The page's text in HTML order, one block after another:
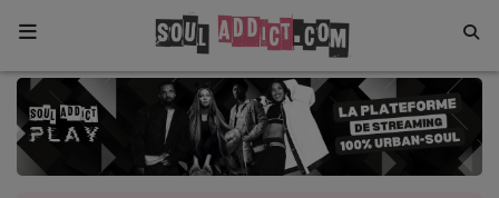
Home
Toutes les News